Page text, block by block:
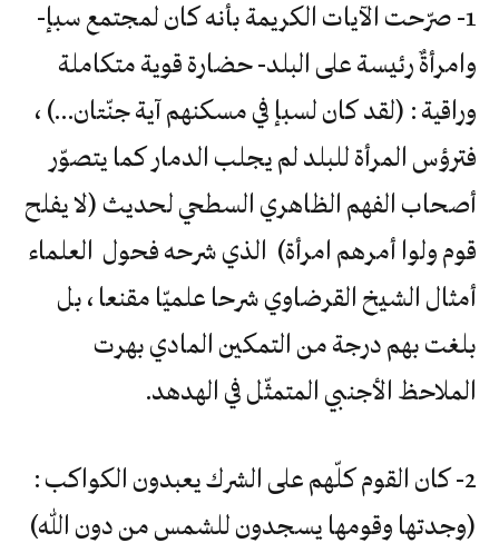
1- صرّحت الآيات الكريمة بأنه كان لمجتمع سبإ-
وامرأةٌ رئيسة على البلد- حضارة قوية متكاملة
وراقية : (لقد كان لسبإ في مسكنهم آية جنّتان…) ،
فترؤس المرأة للبلد لم يجلب الدمار كما يتصوّر
أصحاب الفهم الظاهري السطحي لحديث (لا يفلح
قوم ولوا أمرهم امرأة) الذي شرحه فحول العلماء
أمثال الشيخ القرضاوي شرحا علميّا مقنعا ، بل
بلغت بهم درجة من التمكين المادي بهرت
الملاحظ الأجنبي المتمثّل في الهدهد.
2- كان القوم كلّهم على الشرك يعبدون الكواكب :
(وجدتها وقومها يسجدون للشمس من دون الله)